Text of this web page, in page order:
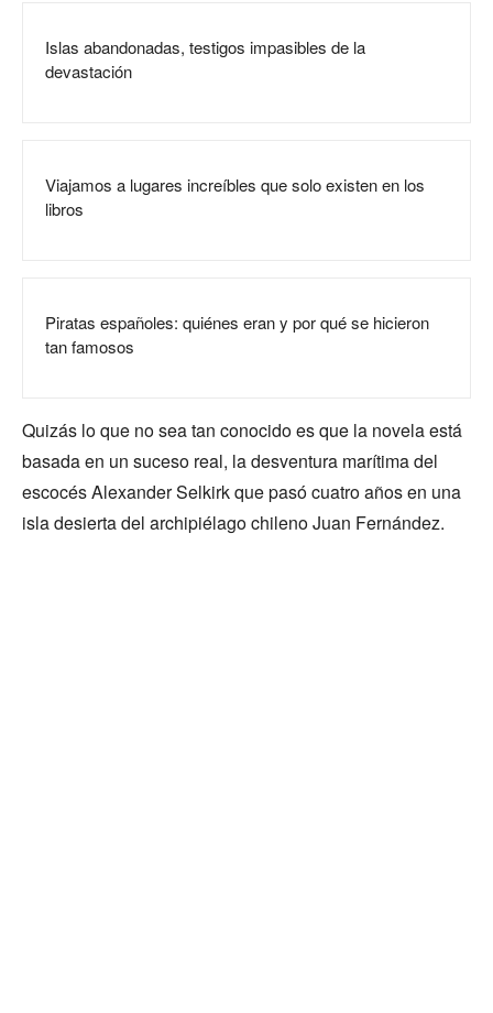
Islas abandonadas, testigos impasibles de la
devastación
Viajamos a lugares increíbles que solo existen en los
libros
Piratas españoles: quiénes eran y por qué se hicieron
tan famosos
Quizás lo que no sea tan conocido es que la novela está
basada en un suceso real, la desventura marítima del
escocés Alexander Selkirk que pasó cuatro años en una
isla desierta del archipiélago chileno Juan Fernández.